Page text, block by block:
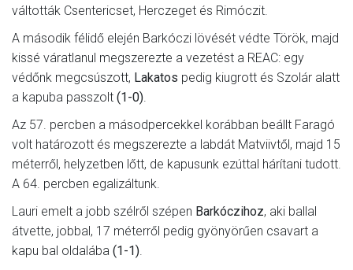
váltották Csentericset, Herczeget és Rimóczit.
A második félidő elején Barkóczi lövését védte Török, majd
kissé váratlanul megszerezte a vezetést a REAC: egy
védőnk megcsúszott, Lakatos pedig kiugrott és Szolár alatt
a kapuba passzolt (1-0).
Az 57. percben a másodpercekkel korábban beállt Faragó
volt határozott és megszerezte a labdát Matviivtől, majd 15
méterről, helyzetben lőtt, de kapusunk ezúttal hárítani tudott.
A 64. percben egalizáltunk.
Lauri emelt a jobb szélről szépen Barkóczihoz, aki ballal
átvette, jobbal, 17 méterről pedig gyönyörűen csavart a
kapu bal oldalába (1-1).